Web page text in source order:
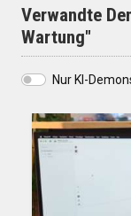
Verwandte
Wartung"
Nur KI-